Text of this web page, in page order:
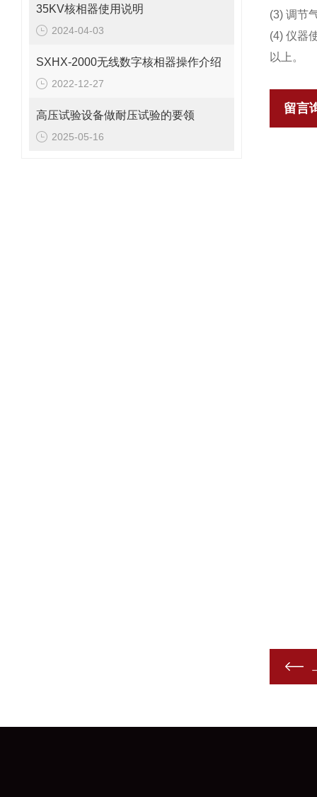
35KV核相器使用说明
2024-04-03
SXHX-2000无线数字核相器操作介绍
2022-12-27
高压试验设备做耐压试验的要领
2025-05-16
(3) 调节
(4) 仪器
以上。
留言